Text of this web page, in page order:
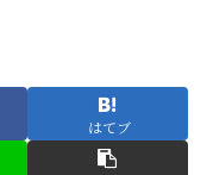
はてブ